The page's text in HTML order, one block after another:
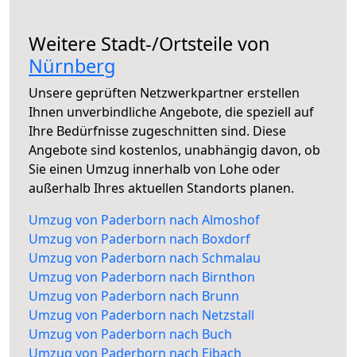
Weitere Stadt-/Ortsteile von
Nürnberg
Unsere geprüften Netzwerkpartner erstellen
Ihnen unverbindliche Angebote, die speziell auf
Ihre Bedürfnisse zugeschnitten sind. Diese
Angebote sind kostenlos, unabhängig davon, ob
Sie einen Umzug innerhalb von Lohe oder
außerhalb Ihres aktuellen Standorts planen.
Umzug von Paderborn nach Almoshof
Umzug von Paderborn nach Boxdorf
Umzug von Paderborn nach Schmalau
Umzug von Paderborn nach Birnthon
Umzug von Paderborn nach Brunn
Umzug von Paderborn nach Netzstall
Umzug von Paderborn nach Buch
Umzug von Paderborn nach Eibach